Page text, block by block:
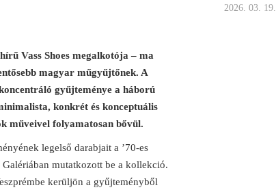
2026. 03. 19.
Vass Shoes megalkotója – ma
magyar műgyűjtőnek. A
gyűjteménye a háború
konkrét és konceptuális
műveivel folyamatosan bővül.
legelső darabjait a ’70-es
mutatkozott be a kollekció.
kerüljön a gyűjteményből